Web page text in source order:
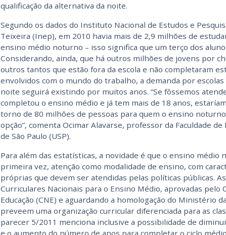
qualificação da alternativa da noite.
Segundo os dados do Instituto Nacional de Estudos e
Teixeira (Inep), em 2010 havia mais de 2,9 milhões de
ensino médio noturno – isso significa que um terço dos
Considerando, ainda, que há outros milhões de jovens por
outros tantos que estão fora da escola e não completaram
envolvidos com o mundo do trabalho, a demanda por
noite seguirá existindo por muitos anos. “Se fôssemos
completou o ensino médio e já tem mais de 18 anos,
torno de 80 milhões de pessoas para quem o ensino
opção”, comenta Ocimar Alavarse, professor da Faculdade de
de São Paulo (USP).
Para além das estatísticas, a novidade é que o ensino médio
primeira vez, atenção como modalidade de ensino, com
próprias que devem ser atendidas pelas políticas públicas.
Curriculares Nacionais para o Ensino Médio, aprovadas pelo
Educação (CNE) e aguardando a homologação do Ministério
preveem uma organização curricular diferenciada para as
parecer 5/2011 menciona inclusive a possibilidade de
e o aumento do número de anos para completar o ciclo